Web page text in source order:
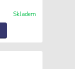
Skladem